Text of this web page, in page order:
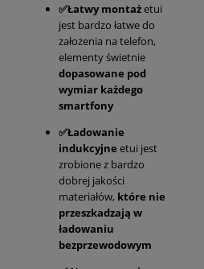
✅Łatwy montażetui
jest bardzo łatwe do
założenia na telefon,
elementy świetnie
dopasowane pod
wymiar każdego
smartfony
✅Ładowanie
indukcyjne etui jest
zrobione z bardzo
dobrej jakości
materiałów, które nie
przeszkadzają w
ładowaniu
bezprzewodowym